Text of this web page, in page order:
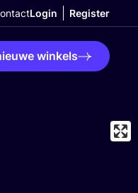
Login Register
winkels